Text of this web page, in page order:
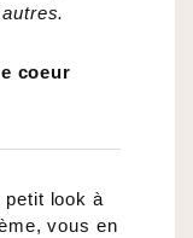
coeur
look à
vous en